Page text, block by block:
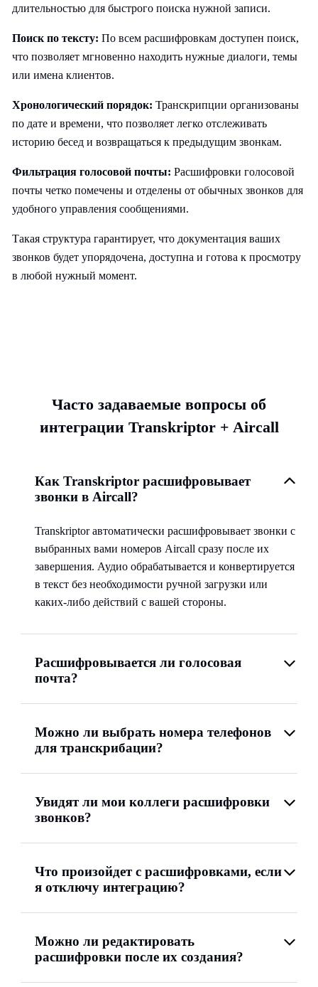
длительностью для быстрого поиска нужной записи.
Поиск по тексту: По всем расшифровкам доступен поиск,
что позволяет мгновенно находить нужные диалоги, темы
или имена клиентов.
Хронологический порядок: Транскрипции организованы
по дате и времени, что позволяет легко отслеживать
историю бесед и возвращаться к предыдущим звонкам.
Фильтрация голосовой почты: Расшифровки голосовой
почты четко помечены и отделены от обычных звонков для
удобного управления сообщениями.
Такая структура гарантирует, что документация ваших
звонков будет упорядочена, доступна и готова к просмотру
в любой нужный момент.
Часто задаваемые вопросы об
интеграции Transkriptor + Aircall
Как Transkriptor расшифровывает
звонки в Aircall?
Transkriptor автоматически расшифровывает звонки с
выбранных вами номеров Aircall сразу после их
завершения. Аудио обрабатывается и конвертируется
в текст без необходимости ручной загрузки или
каких-либо действий с вашей стороны.
Расшифровывается ли голосовая
почта?
Можно ли выбрать номера телефонов
для транскрибации?
Увидят ли мои коллеги расшифровки
звонков?
Что произойдет с расшифровками, если
я отключу интеграцию?
Можно ли редактировать
расшифровки после их создания?